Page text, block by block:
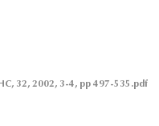
32, 2002, 3-4, pp 497-535.pdf